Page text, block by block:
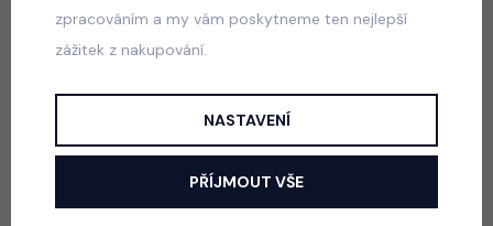
499 Kč
zpracováním a my vám poskytneme ten nejlepší
zážitek z nakupování.
NASTAVENÍ
PŘÍJMOUT VŠE